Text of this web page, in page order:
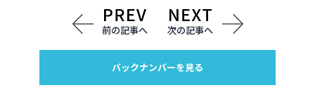
前の記事へ 次の記事へ
バックナンバーを見る